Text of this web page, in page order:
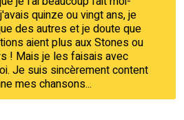
quinze ou vingt ans, je
des autres et je doute que
aient plus aux Stones ou
! Mais je les faisais avec
Je suis sincèrement content
mes chansons...